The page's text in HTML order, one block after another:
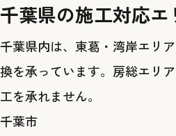
千葉県の施工対応エ
千葉県内は、東葛・湾岸エリ
換を承っています。房総エリ
工を承れません。
千葉市